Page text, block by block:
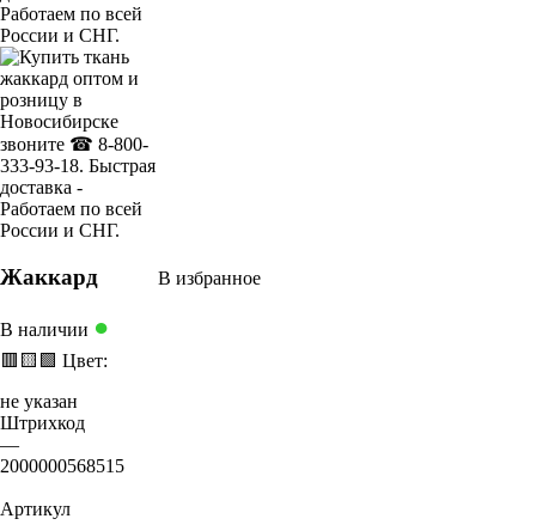
Жаккард В избранное
В наличии ●
🟥 🟨 🟩 Цвет:
не указан
Штрихкод
—
2000000568515
Артикул